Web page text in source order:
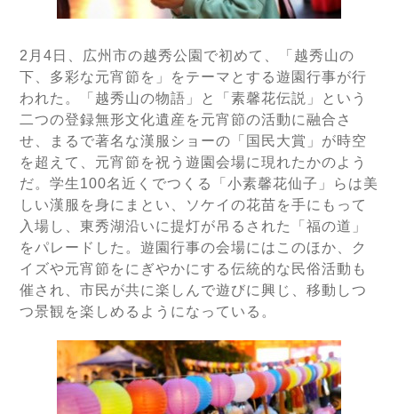
2 月 4 日、広州市の越秀公園で初めて、「越秀山の
下、多彩な元宵節を」をテーマとする遊園行事が行
われた。「越秀山の物語」と「素馨花伝説」という
二つの登録無形文化遺産を元宵節の活動に融合さ
せ、まるで著名な漢服ショーの「国民大賞」が時空
を超えて、元宵節を祝う遊園会場に現れたかのよう
だ。学生100名近くでつくる「小素馨花仙子」らは美
しい漢服を身にまとい、ソケイの花苗を手にもって
入場し、東秀湖沿いに提灯が吊るされた「福の道」
をパレードした。遊園行事の会場にはこのほか、ク
イズや元宵節をにぎやかにする伝統的な民俗活動も
催され、市民が共に楽しんで遊びに興じ、移動しつ
つ景観を楽しめるようになっている。